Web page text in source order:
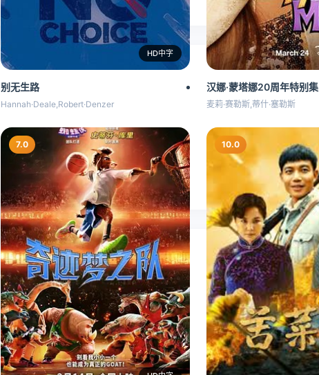
HD中字
别无生路
Hannah·Deale,Robert·Denzer
汉娜·蒙塔娜20周年特别集
麦莉·赛勒斯,蒂什·塞勒斯
7.0 10.0